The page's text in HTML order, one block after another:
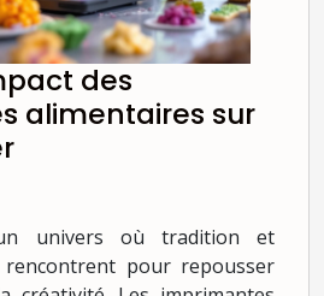
des
alimentaires sur
univers où tradition et
pour repousser